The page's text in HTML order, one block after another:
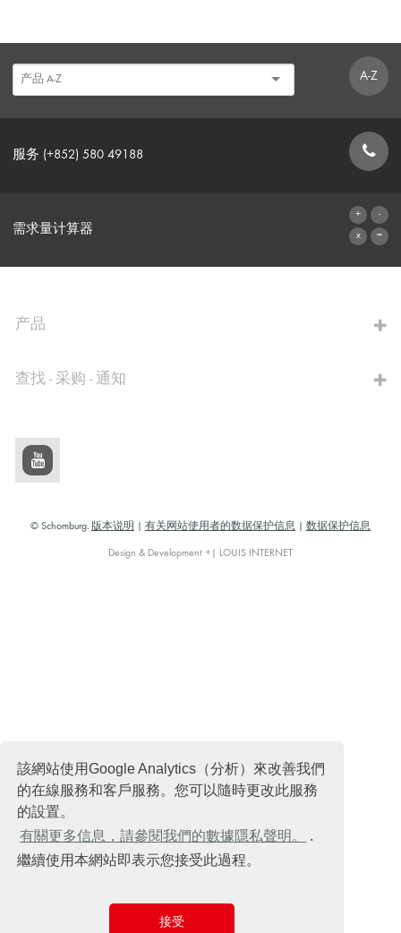
該網站使用Google Analytics（分析）來改善我們
的在線服務和客戶服務。您可以隨時更改此服務
的設置。
有關更多信息，請參閱我們的數據隱私聲明。
.
繼續使用本網站即表示您接受此過程。
接受
A-Z
服务 (+852) 580 49188
需求量计算器
产品
查找 - 采购 - 通知
© Schomburg. 版本说明 有关网站使用者的数据保护信息 数据保护信息
Design & Development +| LOUIS INTERNET